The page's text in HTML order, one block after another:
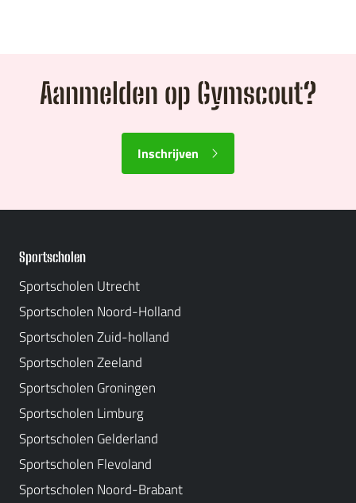
Aanmelden op Gymscout?
Inschrijven
Sportscholen
Sportscholen Utrecht
Sportscholen Noord-Holland
Sportscholen Zuid-holland
Sportscholen Zeeland
Sportscholen Groningen
Sportscholen Limburg
Sportscholen Gelderland
Sportscholen Flevoland
Sportscholen Noord-Brabant